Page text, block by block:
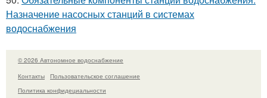
Назначение насосных станций в системах
водоснабжения
© 2026 Автономное водоснабжение
Контакты
Пользовательское соглашение
Политика конфидециальности